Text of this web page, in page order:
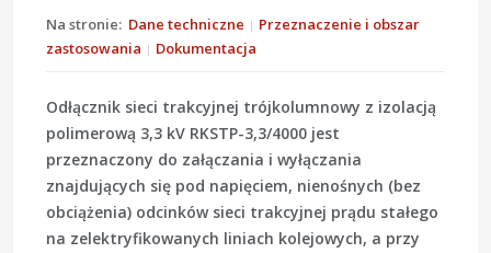
Na stronie: Dane techniczne
Przeznaczenie i obszar
zastosowania
Dokumentacja
Odłącznik sieci trakcyjnej trójkolumnowy z izolacją
polimerową 3,3 kV RKSTP-3,3/4000 jest
przeznaczony do załączania i wyłączania
znajdujących się pod napięciem, nienośnych (bez
obciążenia) odcinków sieci trakcyjnej prądu stałego
na zelektryfikowanych liniach kolejowych, a przy